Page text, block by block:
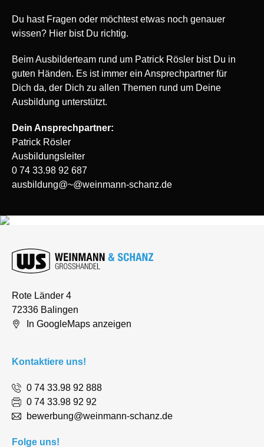
Du hast Fragen oder möchtest etwas noch genauer
wissen? Hier bist Du richtig.
Beim Ausbilderteam rund um Patrick Rösler bist Du in
guten Händen. Es ist immer ein Ansprechpartner für
Dich da, der Dich zu allen Themen rund um Deine
Ausbildung unterstützt.
Dein Ansprechpartner:
Patrick Rösler
Ausbildungsleiter
0 74 33.98 92 687
ausbildung@~@weinmann-schanz.de
Rote Länder 4
72336 Balingen
In GoogleMaps anzeigen
Kontaktiere uns!
0 74 33.98 92 888
0 74 33.98 92 92
bewerbung@weinmann-schanz.de
Folge uns!